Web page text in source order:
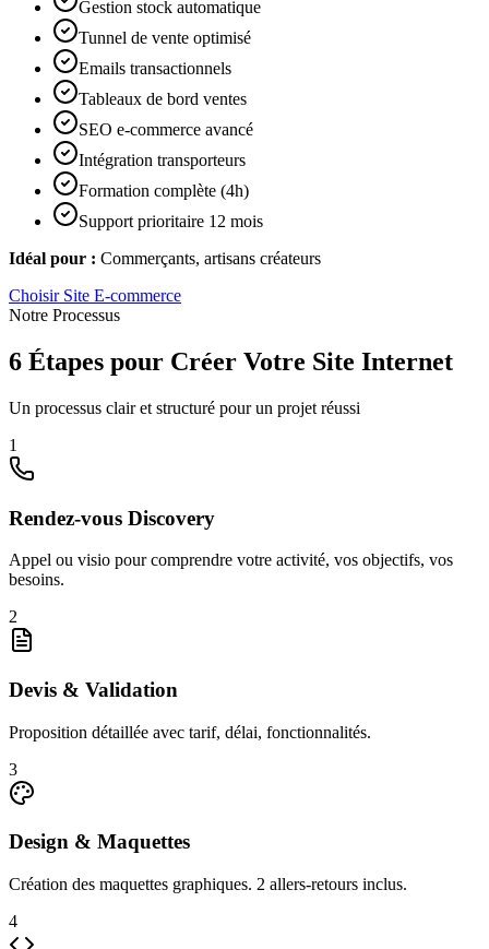
Gestion stock automatique
Tunnel de vente optimisé
Emails transactionnels
Tableaux de bord ventes
SEO e-commerce avancé
Intégration transporteurs
Formation complète (4h)
Support prioritaire 12 mois
Idéal pour : Commerçants, artisans créateurs
Choisir Site E-commerce
Notre Processus
6 Étapes pour Créer Votre Site Internet
Un processus clair et structuré pour un projet réussi
1
Rendez-vous Discovery
Appel ou visio pour comprendre votre activité, vos objectifs, vos
besoins.
2
Devis & Validation
Proposition détaillée avec tarif, délai, fonctionnalités.
3
Design & Maquettes
Création des maquettes graphiques. 2 allers-retours inclus.
4